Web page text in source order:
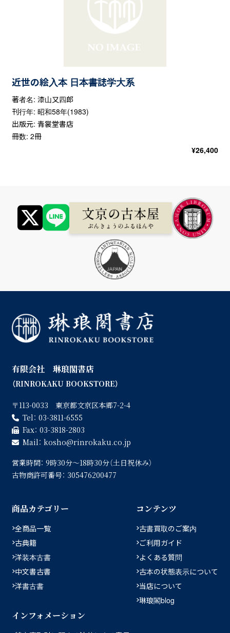
近世の絵入本 日本書誌学大系
著者名: 漆山又四郎
刊行年: 昭和58年(1983)
出版元: 青裳堂書店
冊数: 2冊
¥26,400
有限会社 琳琅閣書店
（RINROKAKU BOOKSTORE）
〒113-0033 東京都文京区本郷7-2-4
Tel： 03-3811-6555
Fax： 03-3818-2803
Mail： kosho
rinrokaku.co.jp
営業時間： 9時30分〜18時30分（土日祝休み）
古物商許可番号： 305476200477
商品カテゴリー
全商品一覧
古典籍
洋装本古書
中文書古書
洋書古書
コンテンツ
古書買取のご案内
ご利用ガイド
よくある質問
古本の状態表示について
当店について
琳琅閣blog
インフォメーション